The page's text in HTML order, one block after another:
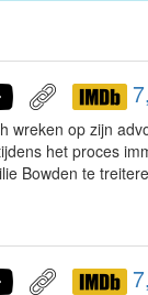
wreken op zijn
het proces
Bowden te